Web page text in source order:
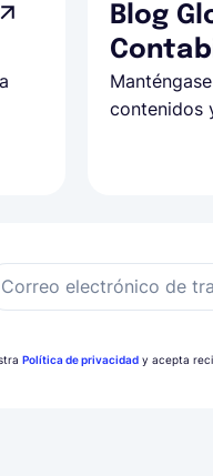
Blog
contenidos
Correo electrónico de
Política de privacidad y acepta